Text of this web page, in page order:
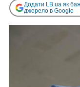
Додати LB.ua як
джерело в Google